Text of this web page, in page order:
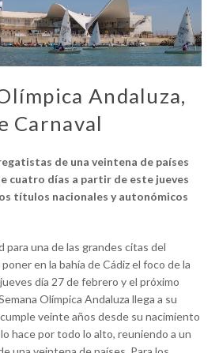
Andaluza,
Carnaval
de una veintena de países
cuatro días a partir de este jueves
títulos nacionales y autonómicos
para una de las grandes citas del
en la bahía de Cádiz el foco de la
día 27 de febrero y el próximo
Olímpica Andaluza llega a su
veinte años desde su nacimiento
hace por todo lo alto, reuniendo a un